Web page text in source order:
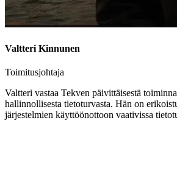
Valtteri Kinnunen
Toimitusjohtaja
Valtteri vastaa Tekven päivittäisestä
hallinnollisesta tietoturvasta. Hän on
järjestelmien käyttöönottoon vaativissa